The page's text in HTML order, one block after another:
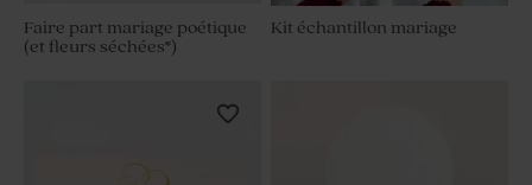
Kit échantillon mariage
Faire part mariage poétique
(et fleurs séchées*)